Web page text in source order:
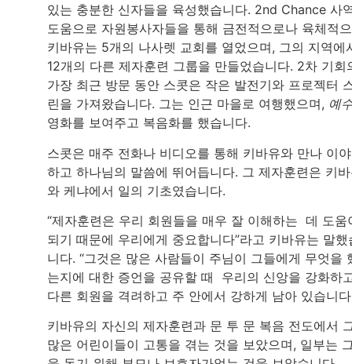
있는 충분한 신자들을 육성했습니다. 2nd Chance 사
도움으로 자원봉사자들을 통해 금전적으로나 육체적
키바유는 5개의 나사렛 교회를 열었으며, 그의 지역에
12개의 다른 제자훈련 그룹을 만들었습니다. 2차 기회
가장 최근 방문 동안 스콧은 작은 발전기와 프로젝터
린을 가져왔습니다. 그는 인근 마을로 여행했으며, 예
영화를 보여주고 복음화를 했습니다.
스콧은 매주 전화나 비디오를 통해 키바유와 만나 이
하고 하나님의 말씀에 뛰어듭니다. 그 제자훈련은 키
와 케냐에서 일의 기초였습니다.
“제자훈련은 우리 회원들을 매우 잘 이해하는 데 도움
되기 때문에 우리에게 중요합니다”라고 키바유는 말했
니다. “그것은 많은 사람들이 주님이 그들에게 무엇을
는지에 대한 증언을 공유할 때 우리의 신앙을 강화하
다른 회원을 격려하고 주 안에서 강하게 남아 있습니다
키바유의 자신의 제자훈련과 문 투 문 복음 전도에서
많은 어린이들이 고통을 겪는 것을 보았으며, 일부는